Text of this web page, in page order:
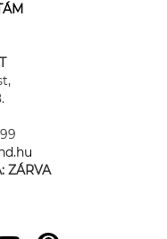
ZÁRVA